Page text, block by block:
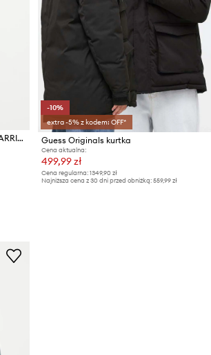
Guess Originals kurtka jeansowa HARRINGTON
-10%
extra -5% z kodem: OFF*
Guess Originals kurtka
Cena aktualna:
499,99 zł
Cena regularna: 1349,90 zł
Najniższa cena z 30 dni przed obniżką: 559,99 zł